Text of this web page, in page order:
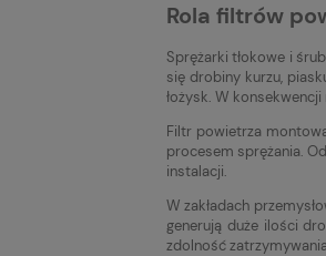
Rola filtrów
Sprężarki tłokowe i
się drobiny kurzu,
łożysk. W
Filtr powietrza
procesem sprężania.
instalacji.
W zakładach
generują duże ilości
zdolność